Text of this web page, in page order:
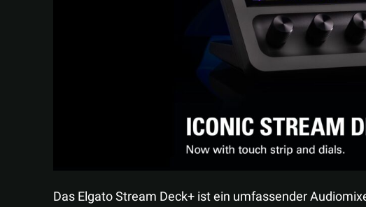
Das Elgato Stream Deck+ ist ein umfassender